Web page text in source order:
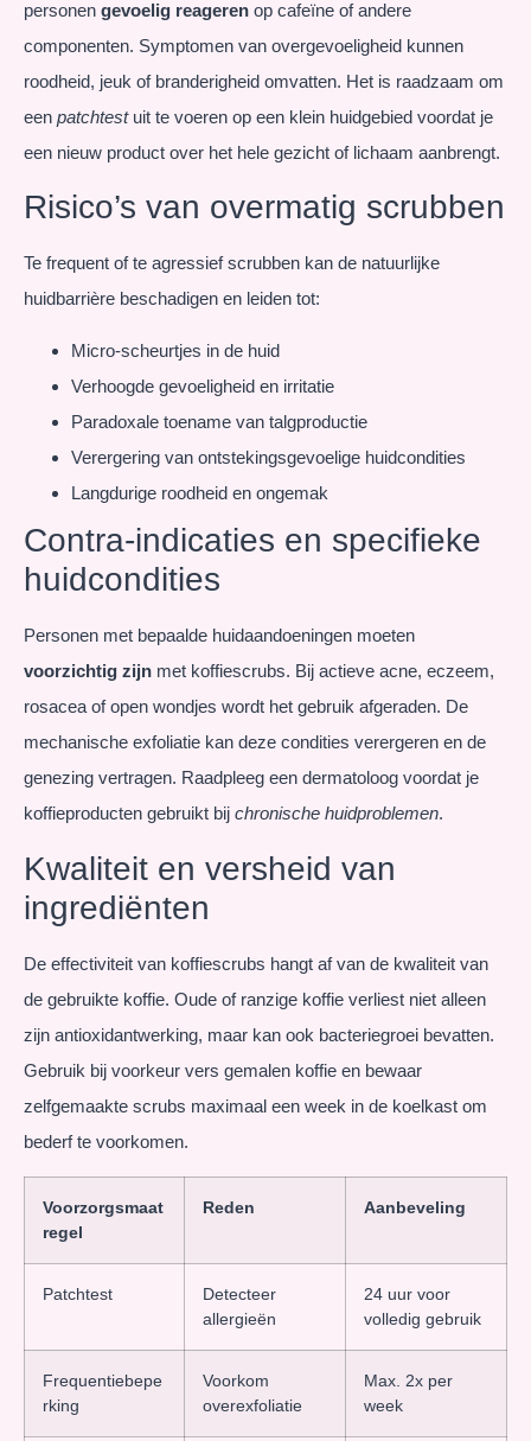
personen gevoelig reageren op cafeïne of andere
componenten. Symptomen van overgevoeligheid kunnen
roodheid, jeuk of branderigheid omvatten. Het is raadzaam om
een patchtestuit te voeren op een klein huidgebied voordat je
een nieuw product over het hele gezicht of lichaam aanbrengt.
Risico’s van overmatig scrubben
Te frequent of te agressief scrubben kan de natuurlijke
huidbarrière beschadigen en leiden tot:
Micro-scheurtjes in de huid
Verhoogde gevoeligheid en irritatie
Paradoxale toename van talgproductie
Verergering van ontstekingsgevoelige huidcondities
Langdurige roodheid en ongemak
Contra-indicaties en specifieke
huidcondities
Personen met bepaalde huidaandoeningen moeten
voorzichtig zijn met koffiescrubs. Bij actieve acne, eczeem,
rosacea of open wondjes wordt het gebruik afgeraden. De
mechanische exfoliatie kan deze condities verergeren en de
genezing vertragen. Raadpleeg een dermatoloog voordat je
koffieproducten gebruikt bij chronische huidproblemen.
Kwaliteit en versheid van
ingrediënten
De effectiviteit van koffiescrubs hangt af van de kwaliteit van
de gebruikte koffie. Oude of ranzige koffie verliest niet alleen
zijn antioxidantwerking, maar kan ook bacteriegroei bevatten.
Gebruik bij voorkeur vers gemalen koffie en bewaar
zelfgemaakte scrubs maximaal een week in de koelkast om
bederf te voorkomen.
Voorzorgsmaat
regel
Reden Aanbeveling
Patchtest
Detecteer
allergieën
24 uur voor
volledig gebruik
Frequentiebepe
rking
Voorkom
overexfoliatie
Max. 2x per
week